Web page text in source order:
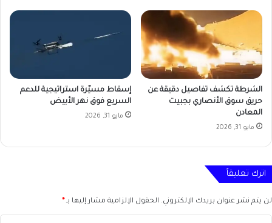
الشرطة تكشف تفاصيل دقيقة عن
حريق سوق الأنصاري بجبيت
المعادن
مايو 31, 2026
إسقاط مسيّرة استراتيجية للدعم
السريع فوق نهر الأبيض
مايو 31, 2026
اترك تعليقاً
لن يتم نشر عنوان بريدك الإلكتروني. الحقول الإلزامية مشار إليها بـ *